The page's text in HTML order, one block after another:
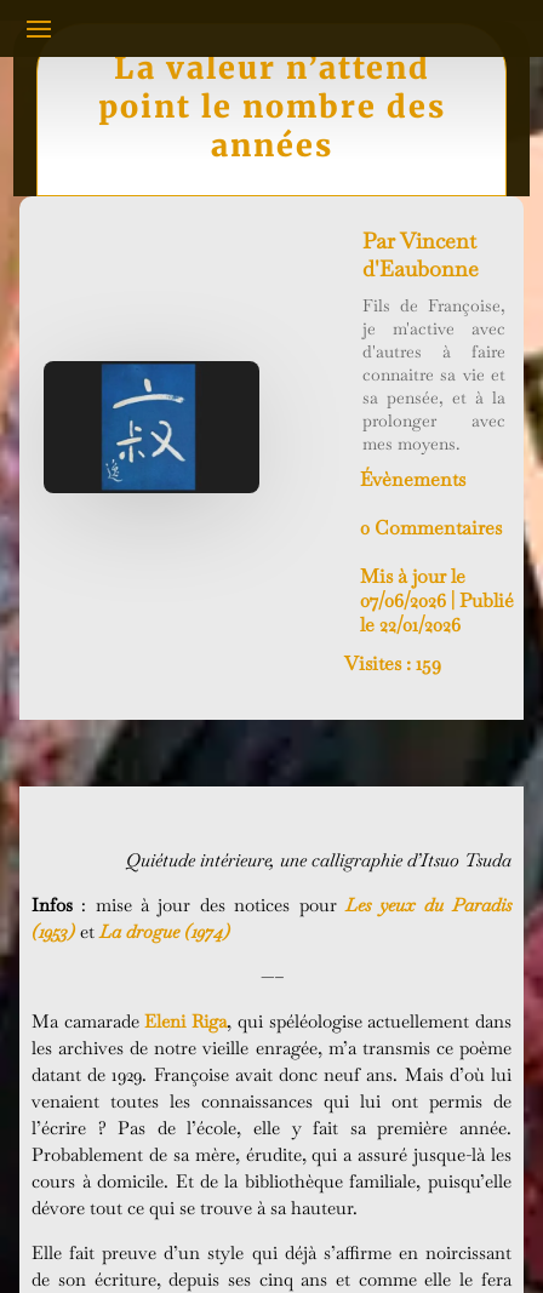
La valeur n’attend
point le nombre des
années
ParVincent
d'Eaubonne
Fils de Françoise,
je m'active avec
d'autres à faire
connaitre sa vie et
sa pensée, et à la
prolonger avec
mes moyens.
Évènements
0 Commentaires
Mis à jour le
07/06/2026 | Publié
le 22/01/2026
Visites : 159
Quiétude intérieure, une calligraphie d’Itsuo Tsuda
Infos : mise à jour des notices pourLes yeux du Paradis
(1953)etLa drogue (1974)
—–
Ma camaradeEleni Riga, qui spéléologise actuellement dans
les archives de notre vieille enragée, m’a transmis ce poème
datant de 1929. Françoise avait donc neuf ans. Mais d’où lui
venaient toutes les connaissances qui lui ont permis de
l’écrire ? Pas de l’école, elle y fait sa première année.
Probablement de sa mère, érudite, qui a assuré jusque-là les
cours à domicile. Et de la bibliothèque familiale, puisqu’elle
dévore tout ce qui se trouve à sa hauteur.
Elle fait preuve d’un style qui déjà s’affirme en noircissant
de son écriture, depuis ses cinq ans et comme elle le fera